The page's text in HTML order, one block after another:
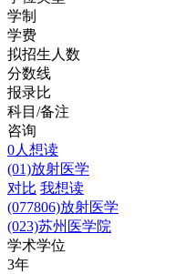
学制
学费
拟招生人数
分数线
报录比
科目/备注
咨询
0人想读
(01)放射医学
对比 我想读
(077806)放射医学
(023)苏州医学院
学术学位
3年